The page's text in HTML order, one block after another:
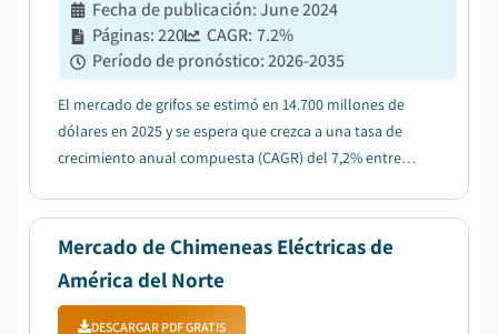
Fecha de publicación:June 2024
Páginas:220 CAGR: 7.2%
Período de pronóstico:2026-2035
El mercado de grifos se estimó en 14.700 millones de
dólares en 2025 y se espera que crezca a una tasa de
crecimiento anual compuesta (CAGR) del 7,2% entre
Mercado de Chimeneas Eléctricas de
América del Norte
DESCARGAR PDF GRATIS